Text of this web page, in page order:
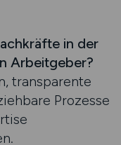
in der
Arbeitgeber?
transparente
Prozesse